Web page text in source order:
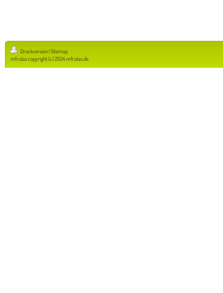
Druckversion|Sitemap
mfrutas copyright (c) 2024 mfrutas.de